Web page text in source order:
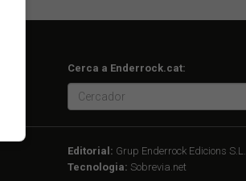
Cerca a Enderrock.cat:
Editorial: Grup Enderrock Edicions S.L.
Tecnologia: Sobrevia.net